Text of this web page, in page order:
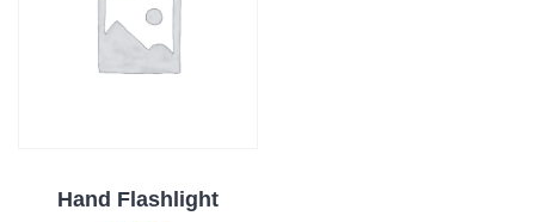
Hand Flashlight